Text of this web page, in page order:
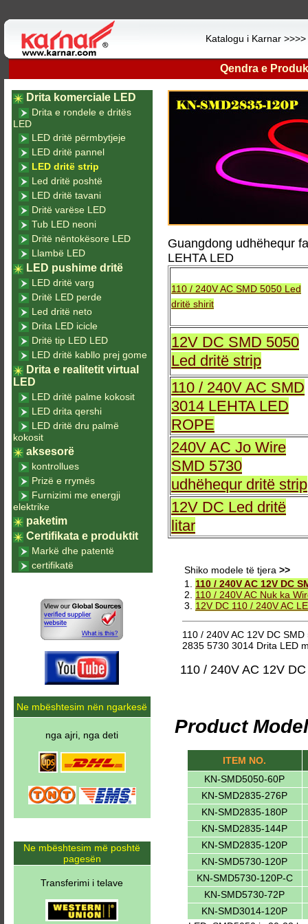
Katalogu i Karnar >>>>
Qendra e
Guangdong udhëhequr
LEHTA LED
110 / 240V AC SMD 5050 Led
dritë shirit
12V DC SMD 5050
Led dritë strip
110 / 240V AC SMD
3014 LEHTA LED
ROPE
240V AC Jo Wire
SMD 5730
udhëhequr dritë strip
12V DC Led dritë
litar
Shiko modele të tjera >>
1. 110 / 240V AC 12V DC
2. 110 / 240V AC Nuk ka
3. 12V DC 110 / 240V AC
110 / 240V AC 12V DC
2835 5730 3014 Drita LED
110 / 240V AC 12V
Product
ITEM NO.
KN-SMD5050-60P
KN-SMD2835-276P
KN-SMD2835-180P
KN-SMD2835-144P
KN-SMD2835-120P
KN-SMD5730-120P
KN-SMD5730-120P-C
KN-SMD5730-72P
KN-SMD3014-120P
Drita komerciale LED
Drita e rondele e dritës
LED
LED dritë përmbytjeje
LED dritë pannel
LED dritë strip
Led dritë poshtë
LED dritë tavani
Dritë varëse LED
Tub LED neoni
Dritë nëntokësore LED
Llambë LED
LED pushime dritë
LED dritë varg
Dritë LED perde
Led dritë neto
Drita LED icicle
Dritë tip LED LED
LED dritë kabllo prej gome
Drita e realitetit virtual
LED
LED dritë palme kokosit
LED drita qershi
LED dritë dru palmë
kokosit
aksesorë
kontrollues
Prizë e rrymës
Furnizimi me energji
elektrike
paketim
Certifikata e produktit
Markë dhe patentë
certifikatë
Ne mbështesim nën ngarkesë
nga ajri, nga deti
Ne mbështesim më poshtë
pagesën
Transferimi i telave